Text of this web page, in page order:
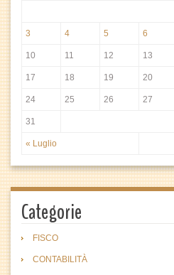
« Luglio
3 4 5 6
10 11 12 13
17 18 19 20
24 25 26 27
31
Categorie
FISCO
CONTABILITÀ